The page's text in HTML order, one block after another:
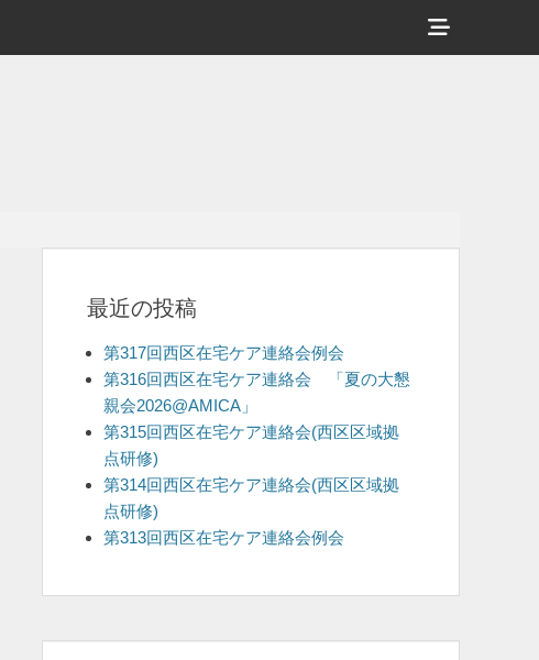
ヘ
ッ
示
最近の投稿
第317回西区在宅ケア連絡会例会
第316回西区在宅ケア連絡会 「夏の大懇
親会2026@AMICA」
第315回西区在宅ケア連絡会(西区区域拠
点研修)
第314回西区在宅ケア連絡会(西区区域拠
点研修)
第313回西区在宅ケア連絡会例会